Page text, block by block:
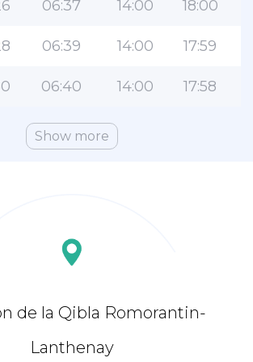
06:37 14:00 18:00
06:39 14:00 17:59
06:40 14:00 17:58
Show more
de la Qibla Romorantin-
Lanthenay